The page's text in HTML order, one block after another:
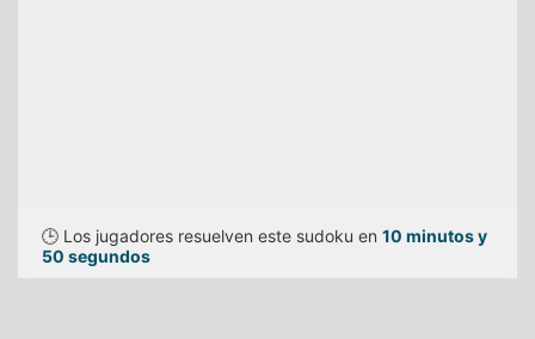
🕒 Los jugadores resuelven este sudoku en 10 minutos y
50 segundos